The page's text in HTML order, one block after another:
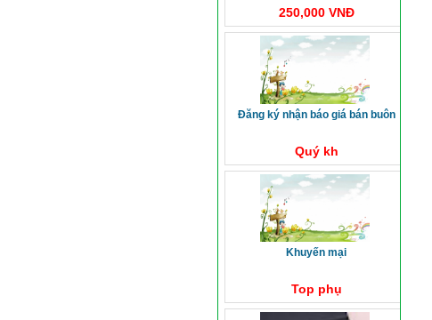
250,000 VNĐ
đăng ký nhận báo giá bán buôn
Quý kh
khuyến mại
Top phụ